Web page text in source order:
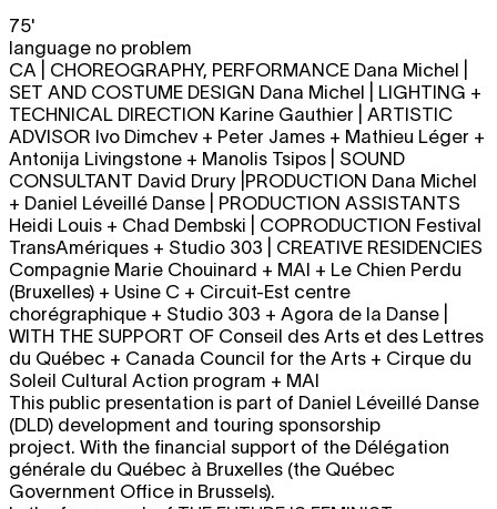
75'
language no problem
CA | CHOREOGRAPHY, PERFORMANCE Dana Michel |
SET AND COSTUME DESIGN Dana Michel | LIGHTING +
TECHNICAL DIRECTION Karine Gauthier | ARTISTIC
ADVISOR Ivo Dimchev + Peter James + Mathieu Léger +
Antonija Livingstone + Manolis Tsipos | SOUND
CONSULTANT David Drury |PRODUCTION Dana Michel
+ Daniel Léveillé Danse | PRODUCTION ASSISTANTS
Heidi Louis + Chad Dembski | COPRODUCTION Festival
TransAmériques + Studio 303 | CREATIVE RESIDENCIES
Compagnie Marie Chouinard + MAI + Le Chien Perdu
(Bruxelles) + Usine C + Circuit-Est centre
chorégraphique + Studio 303 + Agora de la Danse |
WITH THE SUPPORT OF Conseil des Arts et des Lettres
du Québec + Canada Council for the Arts + Cirque du
Soleil Cultural Action program + MAI
This public presentation is part of Daniel Léveillé Danse
(DLD) development and touring sponsorship
project. With the financial support of the Délégation
générale du Québec à Bruxelles (the Québec
Government Office in Brussels).